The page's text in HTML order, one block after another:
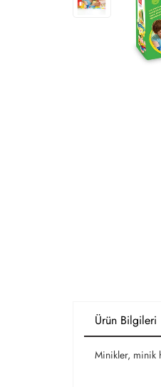
Ürün Bilgileri
Minikler, minik